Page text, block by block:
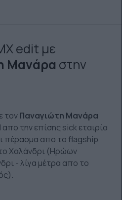
edit με
Μανάρα στην
τονΠαναγιώτη Μανάρα
την επίσης sick εταιρία
πέρασμα απο το flagship
Χαλάνδρι (Ηρώων
- λίγα μέτρα απο το